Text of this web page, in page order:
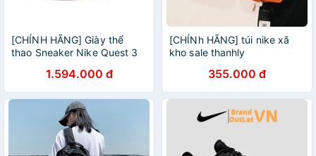
[CHÍNH HÃNG] Giày thể
thao Sneaker Nike Quest 3
1.594.000 đ
[CHÍNh HÃNG] túi nike xã
kho sale thanhly
355.000 đ